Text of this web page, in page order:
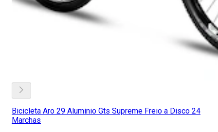
Bicicleta Aro 29 Aluminio Gts Supreme Freio a Disco 24
Marchas